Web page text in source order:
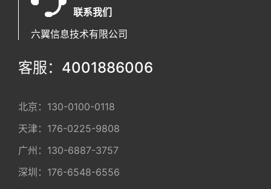
联系我们
六翼信息技术有限公司
客服：4001886006
北京： 130-0100-0118
天津： 176-0225-9808
广州： 130-6887-3757
深圳： 176-6548-6556